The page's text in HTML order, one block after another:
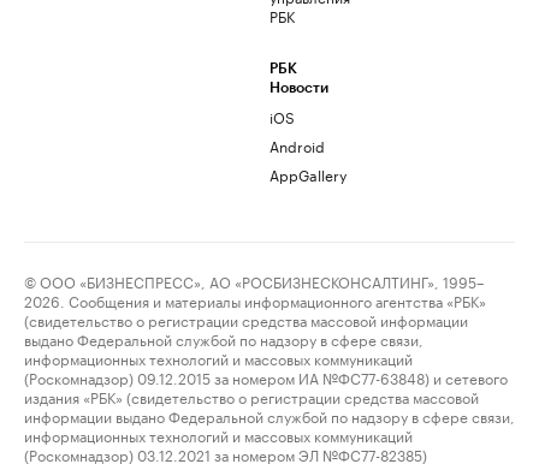
РБК
РБК
Новости
iOS
Android
AppGallery
© ООО «БИЗНЕСПРЕСС», АО «РОСБИЗНЕСКОНСАЛТИНГ», 1995–
2026. Сообщения и материалы информационного агентства «РБК»
(свидетельство о регистрации средства массовой информации
выдано Федеральной службой по надзору в сфере связи,
информационных технологий и массовых коммуникаций
(Роскомнадзор) 09.12.2015 за номером ИА №ФС77-63848) и сетевого
издания «РБК» (свидетельство о регистрации средства массовой
информации выдано Федеральной службой по надзору в сфере связи,
информационных технологий и массовых коммуникаций
(Роскомнадзор) 03.12.2021 за номером ЭЛ №ФС77-82385)